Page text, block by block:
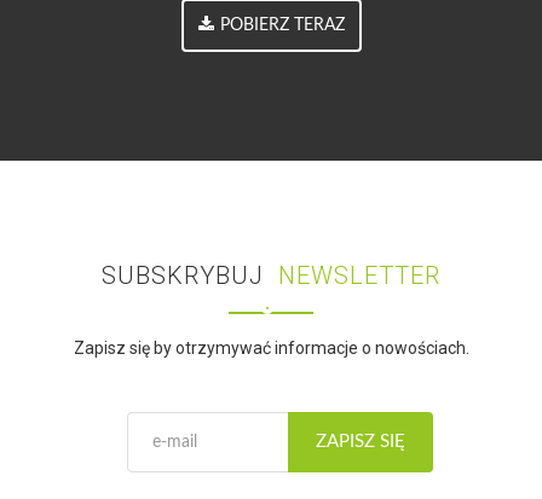
POBIERZ TERAZ
SUBSKRYBUJ NEWSLETTER
Zapisz się by otrzymywać informacje o nowościach.
ZAPISZ SIĘ